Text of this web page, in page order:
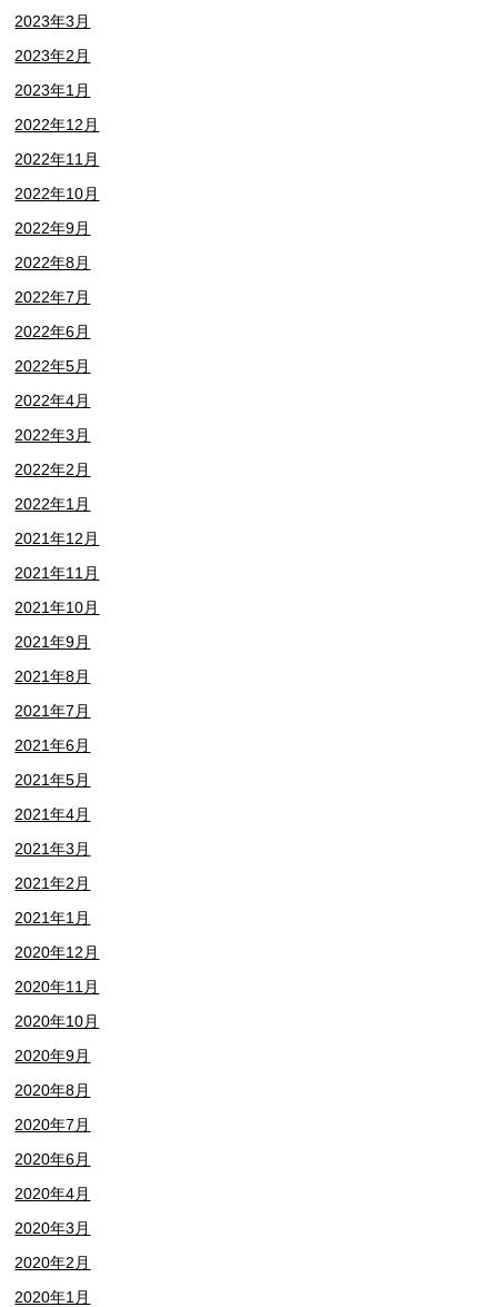
2023年3月
2023年2月
2023年1月
2022年12月
2022年11月
2022年10月
2022年9月
2022年8月
2022年7月
2022年6月
2022年5月
2022年4月
2022年3月
2022年2月
2022年1月
2021年12月
2021年11月
2021年10月
2021年9月
2021年8月
2021年7月
2021年6月
2021年5月
2021年4月
2021年3月
2021年2月
2021年1月
2020年12月
2020年11月
2020年10月
2020年9月
2020年8月
2020年7月
2020年6月
2020年4月
2020年3月
2020年2月
2020年1月